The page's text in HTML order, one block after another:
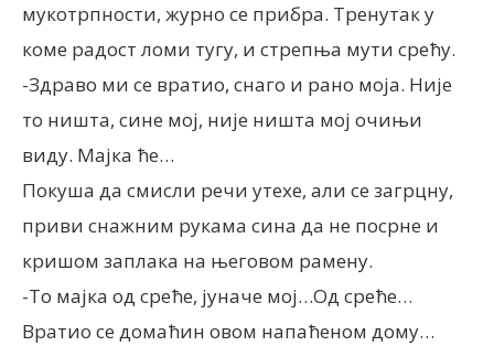
мукотрпности, журно се прибра. Тренутак у
коме радост ломи тугу, и стрепња мути срећу.
-Здраво ми се вратио, снаго и рано моја. Није
то ништа, сине мој, није ништа мој очињи
виду. Мајка ће…
Покуша да смисли речи утехе, али се загрцну,
приви снажним рукама сина да не посрне и
кришом заплака на његовом рамену.
-То мајка од среће, јуначе мој…Од среће…
Вратио се домаћин овом напаћеном дому…